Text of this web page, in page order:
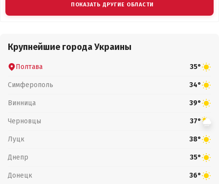
ПОКАЗАТЬ ДРУГИЕ ОБЛАСТИ
Крупнейшие города Украины
Полтава 35°
Симферополь 34°
Винница 39°
Черновцы 37°
Луцк 38°
Днепр 35°
Донецк 36°